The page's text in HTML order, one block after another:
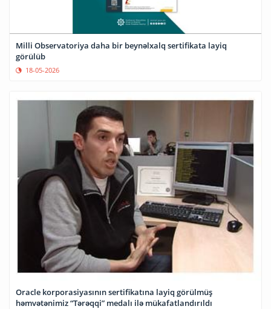
Milli Observatoriya daha bir beynəlxalq sertifikata layiq
görülüb
18-05-2026
Oracle korporasiyasının sertifikatına layiq görülmüş
həmvətənimiz “Tərəqqi” medalı ilə mükafatlandırıldı